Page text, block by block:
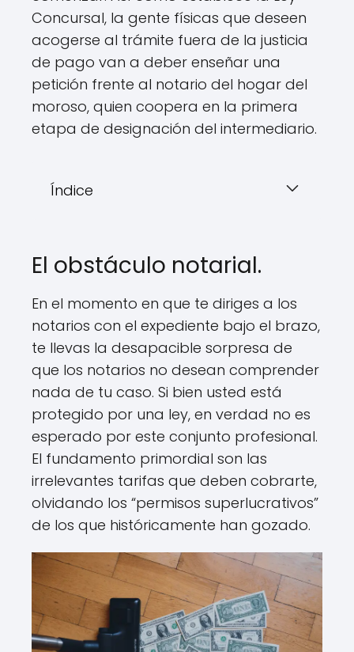
Concursal, la gente físicas que deseen
acogerse al trámite fuera de la justicia
de pago van a deber enseñar una
petición frente al notario del hogar del
moroso, quien coopera en la primera
etapa de designación del intermediario.
Índice
El obstáculo notarial.
En el momento en que te diriges a los
notarios con el expediente bajo el brazo,
te llevas la desapacible sorpresa de
que los notarios no desean comprender
nada de tu caso. Si bien usted está
protegido por una ley, en verdad no es
esperado por este conjunto profesional.
El fundamento primordial son las
irrelevantes tarifas que deben cobrarte,
olvidando los “permisos superlucrativos”
de los que históricamente han gozado.